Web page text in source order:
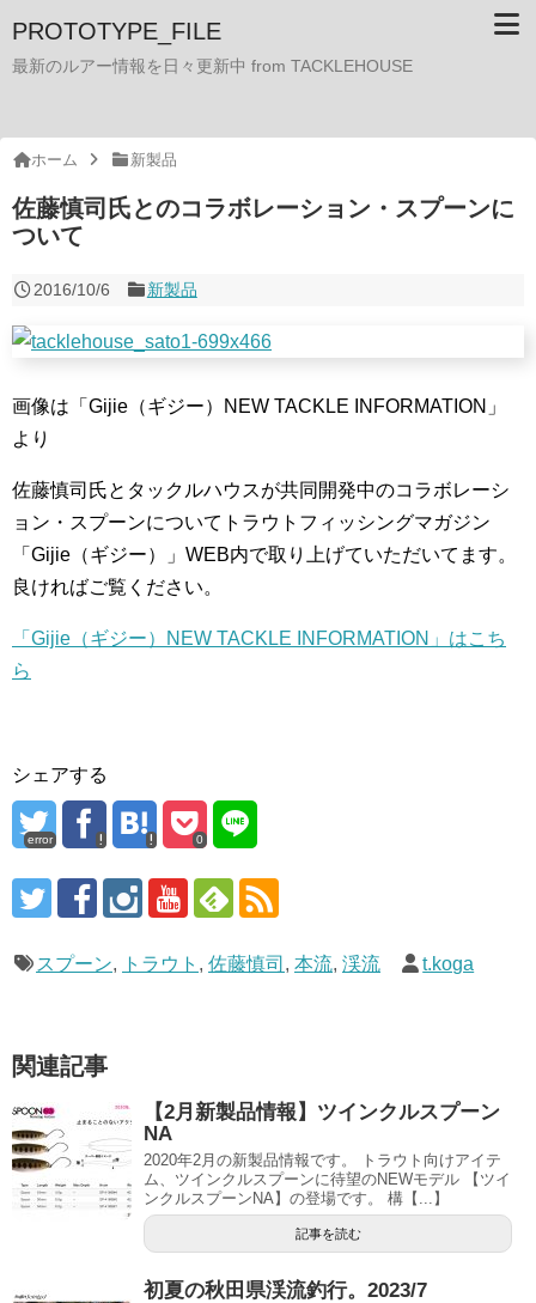
PROTOTYPE_FILE
最新のルアー情報を日々更新中 from TACKLEHOUSE
ホーム 新製品
佐藤慎司氏とのコラボレーション・スプーンに
ついて
2016/10/6 新製品
画像は「Gijie（ギジー）NEW TACKLE INFORMATION」
より
佐藤慎司氏とタックルハウスが共同開発中のコラボレーシ
ョン・スプーンについてトラウトフィッシングマガジン
「Gijie（ギジー）」WEB内で取り上げていただいてます。
良ければご覧ください。
「Gijie（ギジー）NEW TACKLE INFORMATION」はこち
ら
シェアする
error 0
スプーン, トラウト , 佐藤慎司 , 本流, 渓流 t.koga
関連記事
【2月新製品情報】ツインクルスプーン
NA
2020年2月の新製品情報です。 トラウト向けアイテ
ム、ツインクルスプーンに待望のNEWモデル 【ツイ
ンクルスプーンNA】の登場です。 構【...】
記事を読む
初夏の秋田県渓流釣行。2023/7